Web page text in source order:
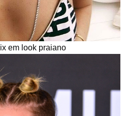
em look praiano